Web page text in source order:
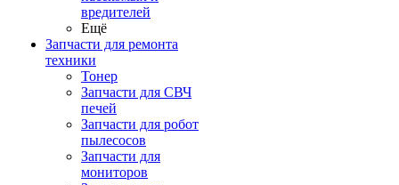
вредителей
Ещё
Запчасти для ремонта
техники
Тонер
Запчасти для СВЧ
печей
Запчасти для робот
пылесосов
Запчасти для
мониторов